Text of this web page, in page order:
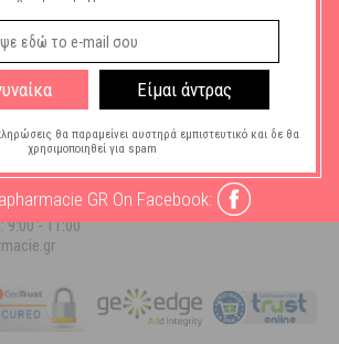
ΜΑΤΟΣ
215 2223
9:00 - 11:00
Είμαι άντρας
θα παραμείνει αυστηρά εμπιστευτικό και δε θα
χρησιμοποιηθεί για spam
GR On Facebook: